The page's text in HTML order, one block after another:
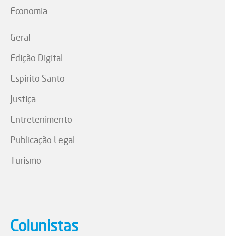
Economia
Geral
Edição Digital
Espírito Santo
Justiça
Entretenimento
Publicação Legal
Turismo
Colunistas